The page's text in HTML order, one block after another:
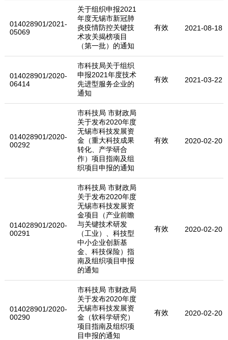
014028901/2021-
05069
关于组织申报2021
年度无锡市新冠肺
炎疫情防控关键技
术攻关揭榜项目
（第一批）的通知
有效 2021-08-18
014028901/2020-
06414
市科技局关于组织
申报2021年度技术
先进型服务企业的
通知
有效 2021-03-22
014028901/2020-
00292
市科技局 市财政局
关于发布2020年度
无锡市科技发展资
金（重大科技成果
转化、产学研合
作）项目指南及组
织项目申报的通知
有效 2020-02-20
014028901/2020-
00291
市科技局 市财政局
关于发布2020年度
无锡市科技发展资
金项目（产业前瞻
与关键技术研发
（工业）、科技型
中小企业创新基
金、科技保险）指
南及组织项目申报
的通知
有效 2020-02-20
014028901/2020-
00290
市科技局 市财政局
关于发布2020年度
无锡市科技发展资
金（软科学研究）
项目指南及组织项
目申报的通知
有效 2020-02-20